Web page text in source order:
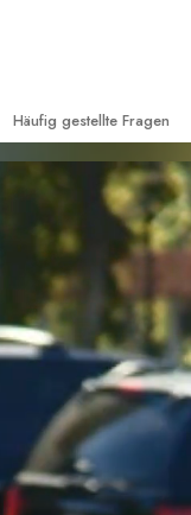
(Vereint für
on Human Rights
Häufig gestellte Fragen
Hintergrund und
grundlegende Prinzipien
Innerhalb einer
Die Organisation der
Einführende
Hörbücher
Einführungsfilme
Einführende